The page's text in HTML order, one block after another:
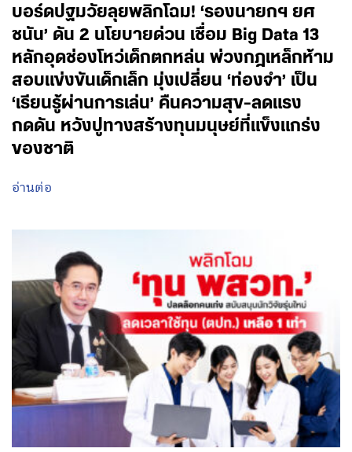
บอร์ดปฐมวัยลุยพลิกโฉม! ‘รองนายกฯ ยศ
ชนัน’ ดัน 2 นโยบายด่วน เชื่อม Big Data 13
หลักอุดช่องโหว่เด็กตกหล่น พ่วงกฎเหล็กห้าม
สอบแข่งขันเด็กเล็ก มุ่งเปลี่ยน ‘ท่องจำ’ เป็น
‘เรียนรู้ผ่านการเล่น’ คืนความสุข-ลดแรง
กดดัน หวังปูทางสร้างทุนมนุษย์ที่แข็งแกร่ง
ของชาติ
อ่านต่อ